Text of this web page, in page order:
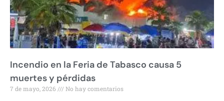
Incendio en la Feria de Tabasco causa 5
muertes y pérdidas
7 de mayo, 2026 No hay comentarios